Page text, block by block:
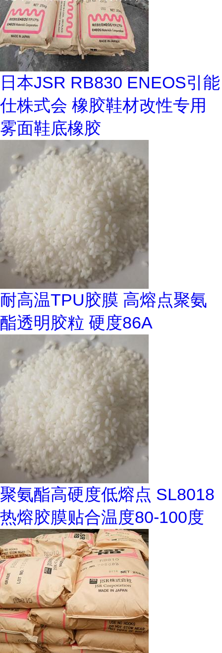
日本JSR RB830 ENEOS引能
仕株式会 橡胶鞋材改性专用
雾面鞋底橡胶
耐高温TPU胶膜 高熔点聚氨
酯透明胶粒 硬度86A
聚氨酯高硬度低熔点 SL8018
热熔胶膜贴合温度80-100度